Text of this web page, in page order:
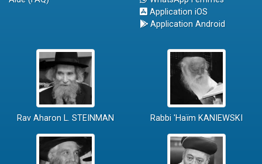
Application iOS
Application Android
Rav Aharon L. STEINMAN Rabbi 'Haïm KANIEWSKI